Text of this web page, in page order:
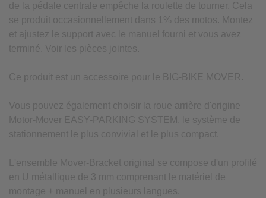
de la pédale centrale empêche la roulette de tourner. Cela
se produit occasionnellement dans 1% des motos. Montez
et ajustez le support avec le manuel fourni et vous avez
terminé. Voir les pièces jointes.
Ce produit est un accessoire pour le BIG-BIKE MOVER.
Vous pouvez également choisir la roue arrière d'origine
Motor-Mover EASY-PARKING SYSTEM, le système de
stationnement le plus convivial et le plus compact.
L'ensemble Mover-Bracket original se compose d'un profilé
en U métallique de 3 mm comprenant le matériel de
montage + manuel en plusieurs langues.